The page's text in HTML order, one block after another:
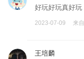
好玩好玩真好玩
2023-07-09 来自
王培麟